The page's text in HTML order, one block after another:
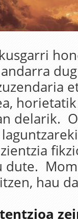
delarik.
dute.
hau